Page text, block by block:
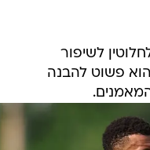
לשיפור
הוא פשוט להבנה